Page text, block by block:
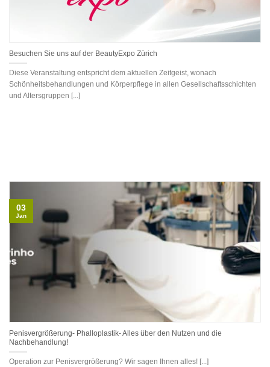
Besuchen Sie uns auf der BeautyExpo Zürich
Diese Veranstaltung entspricht dem aktuellen Zeitgeist, wonach
Schönheitsbehandlungen und Körperpflege in allen Gesellschaftsschichten
und Altersgruppen [...]
Penisvergrößerung- Phalloplastik- Alles über den Nutzen und die
Nachbehandlung!
Operation zur Penisvergrößerung? Wir sagen Ihnen alles! [...]
03
Jan